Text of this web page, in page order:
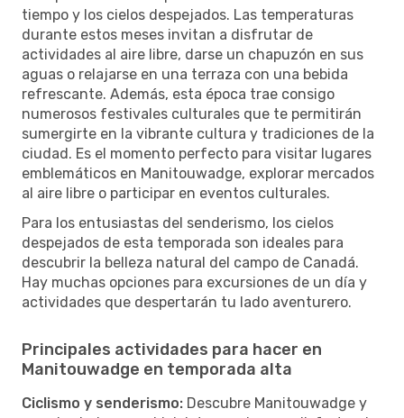
tiempo y los cielos despejados. Las temperaturas
durante estos meses invitan a disfrutar de
actividades al aire libre, darse un chapuzón en sus
aguas o relajarse en una terraza con una bebida
refrescante. Además, esta época trae consigo
numerosos festivales culturales que te permitirán
sumergirte en la vibrante cultura y tradiciones de la
ciudad. Es el momento perfecto para visitar lugares
emblemáticos en Manitouwadge, explorar mercados
al aire libre o participar en eventos culturales.
Para los entusiastas del senderismo, los cielos
despejados de esta temporada son ideales para
descubrir la belleza natural del campo de Canadá.
Hay muchas opciones para excursiones de un día y
actividades que despertarán tu lado aventurero.
Principales actividades para hacer en
Manitouwadge en temporada alta
Ciclismo y senderismo: Descubre Manitouwadge y